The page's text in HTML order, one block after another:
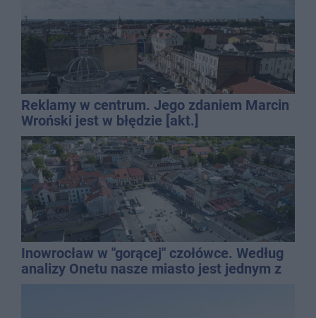
Reklamy w centrum. Jego zdaniem Marcin
Wroński jest w błędzie [akt.]
Inowrocław w "gorącej" czołówce. Według
analizy Onetu nasze miasto jest jednym z